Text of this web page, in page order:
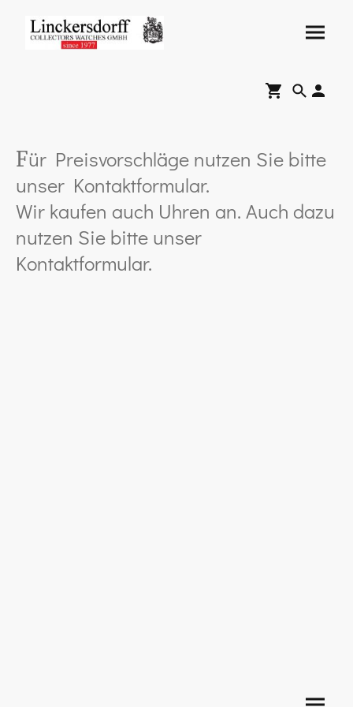
Für Preisvorschläge nutzen Sie bitte
unser Kontaktformular.
Wir kaufen auch Uhren an. Auch dazu
nutzen Sie bitte unser
Kontaktformular.